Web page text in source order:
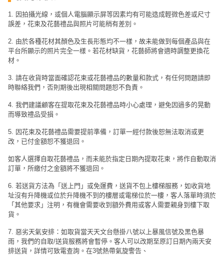
會
及
拍
拖
餐
廳
B
Q
場
地
新
玩
樂
體
手
1. 因拍攝光線，或個人電腦顯示屏等因素均有可能造成輕微色差或尺寸
誤差，花束及花藝禮品與照片可能稍有差別。
2. 由於各種花材其顏色及生長形態均不一樣，故未能做到每個產品與在
平台所顯示的照片完全一樣。若花材缺貨，花藝師將會適時調整更換花
材。
3. 請在收貨時當面確認花束或花藝禮品的數量和款式，有任何問題請即
時聯絡我們，否則期後出現相關問題恕不負責。
4. 我們建議顧客在提取花束及花藝禮品時小心處理，避免因過多的晃動
而導致禮品受損。
5. 因花束及花藝禮品需要提前準備，訂單一經付款後恕無法取消或更
改，已付金額恕不獲退回。
如客人選擇自取花藝禮品，而未能於指定日期內提取花束，將作自動取消
訂單，所繳付之金額將不獲退回。
6. 若送貨方法為「送上門」或免運費，送貨不包上樓梯服務，如收貨地
址沒有升降機或位於升降機不到的樓層或電梯位於一樓，客人落單時須於
「其他要求」注明，有機會需要收到額外費用或客人需要親身到樓下取
貨。
7. 惡劣天氣安排：如取貨當天天文台懸掛八號以上暴風信號及黑色暴
雨，我們的自取/送貨服務將會暫停。客人可以改期至原訂日期內兩天安
排送貨，詳情可致電查詢。在3號熱帶氣旋警告、